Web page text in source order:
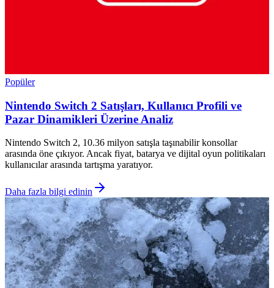
Popüler
Nintendo Switch 2 Satışları, Kullanıcı Profili ve
Pazar Dinamikleri Üzerine Analiz
Nintendo Switch 2, 10.36 milyon satışla taşınabilir konsollar
arasında öne çıkıyor. Ancak fiyat, batarya ve dijital oyun politikaları
kullanıcılar arasında tartışma yaratıyor.
Daha fazla bilgi edinin